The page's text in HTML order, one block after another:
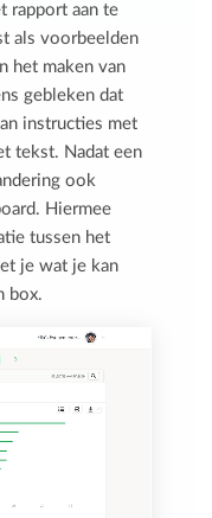
rapport aan te
als voorbeelden
het maken van
gebleken dat
instructies met
tekst. Nadat een
ook
Hiermee
tussen het
je wat je kan
box.